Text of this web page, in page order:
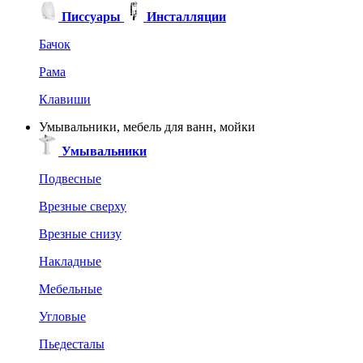
Писсуары
Инсталляции
Бачок
Рама
Клавиши
Умывальники, мебель для ванн, мойки
Умывальники
Подвесные
Врезные сверху
Врезные снизу
Накладные
Мебельные
Угловые
Пьедесталы